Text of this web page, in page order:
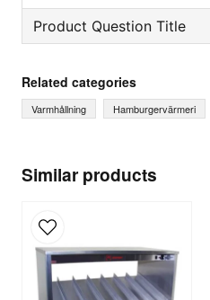
Similar products
Product Question Title
Ask us something about
Name
email
Email
Related categories
Varmhållning Hamburgervärmeri